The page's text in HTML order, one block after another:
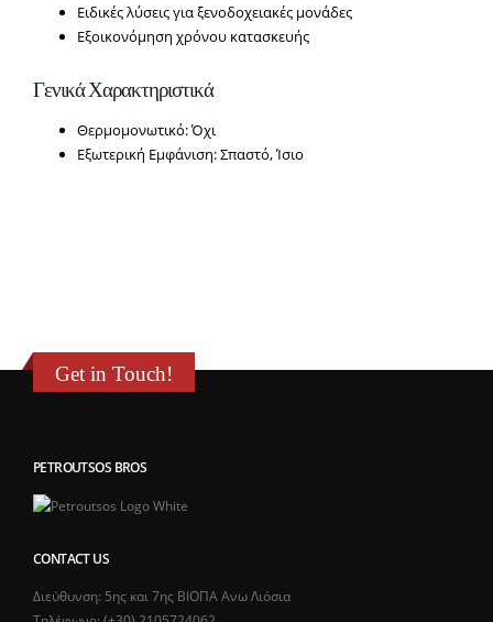
Ειδικές λύσεις για ξενοδοχειακές μονάδες
Εξοικονόμηση χρόνου κατασκευής
Γενικά Χαρακτηριστικά
Θερμομονωτικό: Όχι
Εξωτερική Εμφάνιση: Σπαστό, Ίσιο
Get in Touch!
PETROUTSOS BROS
CONTACT US
Διεύθυνση: 5ης και 7ης ΒΙΟΠΑ Ανω Λιόσια